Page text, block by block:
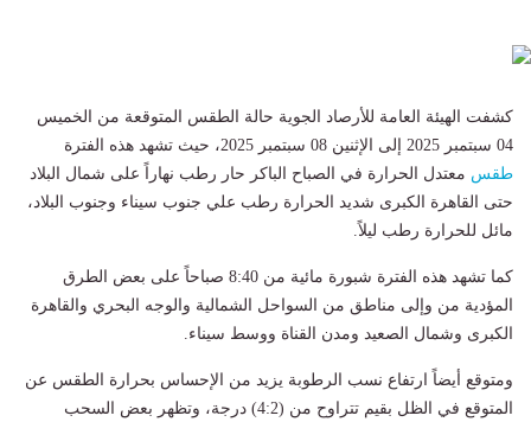
كشفت الهيئة العامة للأرصاد الجوية حالة الطقس المتوقعة من الخميس
04 سبتمبر 2025 إلى الإثنين 08 سبتمبر 2025، حيث تشهد هذه الفترة
طقس معتدل الحرارة في الصباح الباكر حار رطب نهاراً على شمال البلاد
حتى القاهرة الكبرى شديد الحرارة رطب علي جنوب سيناء وجنوب البلاد،
مائل للحرارة رطب ليلاً.
كما تشهد هذه الفترة شبورة مائية من 8:40 صباحاً على بعض الطرق
المؤدية من وإلى مناطق من السواحل الشمالية والوجه البحري والقاهرة
الكبرى وشمال الصعيد ومدن القناة ووسط سيناء.
ومتوقع أيضاً ارتفاع نسب الرطوبة يزيد من الإحساس بحرارة الطقس عن
المتوقع في الظل بقيم تتراوح من (4:2) درجة، وتظهر بعض السحب